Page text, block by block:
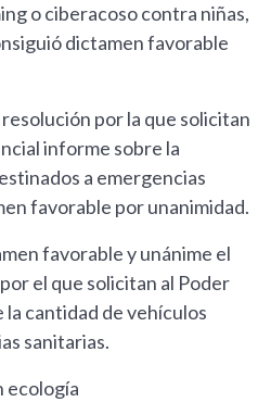
o ciberacoso contra niñas,
dictamen favorable
por la que solicitan
informe sobre la
a emergencias
favorable por unanimidad.
favorable y unánime el
el que solicitan al Poder
cantidad de vehículos
sanitarias.
ecología